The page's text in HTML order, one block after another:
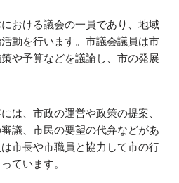
おける議会の一員であり、地域
動を行います。市議会議員は市
や予算などを議論し、市の発展
は、市政の運営や政策の提案、
議、市民の要望の代弁などがあ
市長や市職員と協力して市の行
ています。